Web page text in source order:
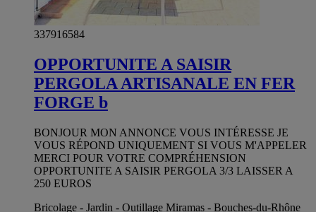
337916584
OPPORTUNITE A SAISIR
PERGOLA ARTISANALE EN FER
FORGE b
BONJOUR MON ANNONCE VOUS INTÉRESSE JE
VOUS RÉPOND UNIQUEMENT SI VOUS M'APPELER
MERCI POUR VOTRE COMPRÉHENSION
OPPORTUNITE A SAISIR PERGOLA 3/3 LAISSER A
250 EUROS
Bricolage - Jardin - Outillage Miramas - Bouches-du-Rhône